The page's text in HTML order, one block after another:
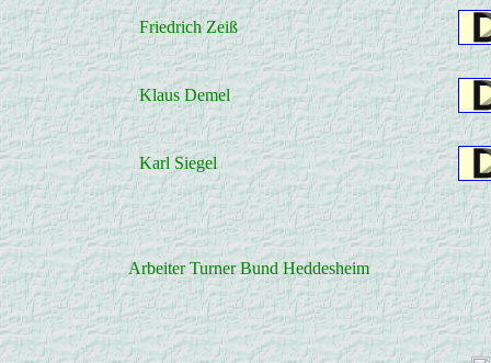
Friedrich Zeiß
Klaus Demel
Karl Siegel
Arbeiter Turner Bund Heddesheim